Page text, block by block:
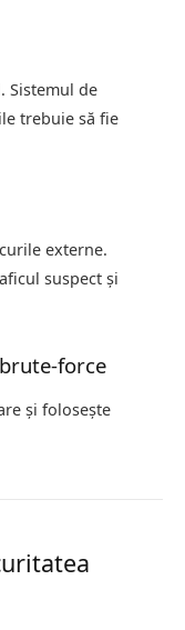
Sistemul de
trebuie să fie
externe.
suspect și
force
și folosește